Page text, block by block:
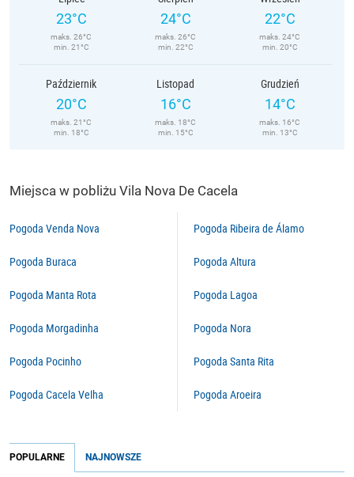
23°C
maks. 26°C
min. 21°C
24°C
maks. 26°C
min. 22°C
22°C
maks. 24°C
min. 20°C
Październik
20°C
maks. 21°C
min. 18°C
Listopad
16°C
maks. 18°C
min. 15°C
Grudzień
14°C
maks. 16°C
min. 13°C
Miejsca w pobliżu Vila Nova De Cacela
Pogoda Venda Nova
Pogoda Buraca
Pogoda Manta Rota
Pogoda Morgadinha
Pogoda Pocinho
Pogoda Cacela Velha
Pogoda Ribeira de Álamo
Pogoda Altura
Pogoda Lagoa
Pogoda Nora
Pogoda Santa Rita
Pogoda Aroeira
POPULARNE NAJNOWSZE